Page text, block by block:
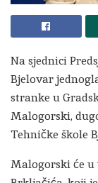
Na sjednici
Bjelovar
stranke u
Malogorski,
Tehničke škole
Malogorski će